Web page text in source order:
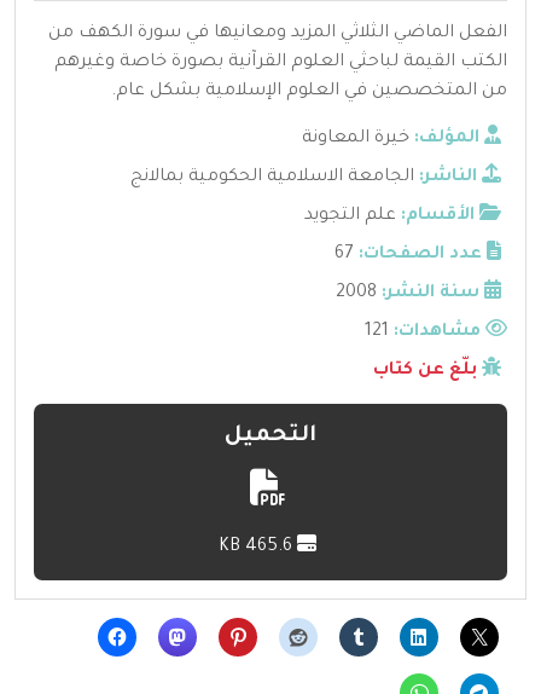
الفعل الماضي الثلاثي المزيد ومعانيها في سورة الكهف من
الكتب القيمة لباحثي العلوم القرآنية بصورة خاصة وغيرهم
من المتخصصين في العلوم الإسلامية بشكل عام.
المؤلف: خيرة المعاونة
الناشر: الجامعة الاسلامية الحكومية بمالانج
الأقسام: علم التجويد
عدد الصفحات: 67
سنة النشر: 2008
مشاهدات:
بلّغ عن كتاب
التحميل